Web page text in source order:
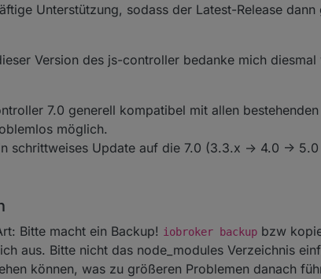
Unterstützung, sodass der Latest-Release
Version des js-controller bedanke mich
7.0 generell kompatibel mit allen
möglich.
schrittweises Update auf die 7.0 (3.3.x -> 4.0 ->
Bitte macht ein Backup! iobroker backup bzw
aus. Bitte nicht das node_modules Verzeichnis
können, was zu größeren Problemen danach